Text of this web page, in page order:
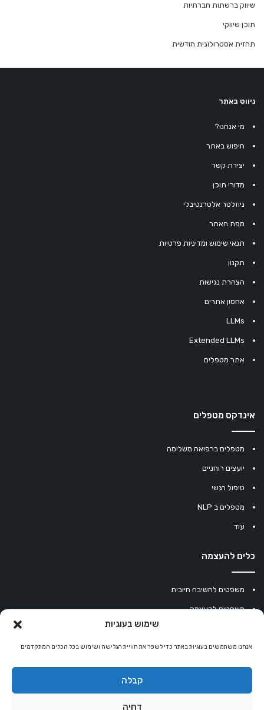
שימוש בעוגיות
אנחנו משתמשים בעוגיות באתר כדי לשפר את חוויית הגלישה ושימוש בכל הכלים המתקדמים
קבלה
דחיה
שיווק ברשתות חברתיות
תוכן שיווקי
תחזית אסטרולוגית חודשית
ניווט באתר
מי אנחנו?
חיפוש באתר
יצירת קשר
מדורי תוכן
ניוזלטר אלטרנטיבלי
מפת האתר
תנאי שימוש ומדיניות פרטיות
תקנון
הצהרת נגישות
אחסון אתרים
LLMs
Extended LLMs
אתר מטפלים
אינדקס מטפלים
מטפלים ברפואה משלימה
יועצים רוחניים
טיפול רגשי
מטפלים ב NLP
עוד
כלים להעצמה
משפטים לחשיבה חיובית
משפטים להעצמה
מחשבון נומרולוגיה
קריסטלים למזלות